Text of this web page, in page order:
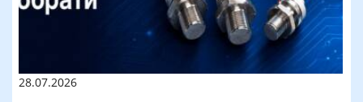
28.07.2026